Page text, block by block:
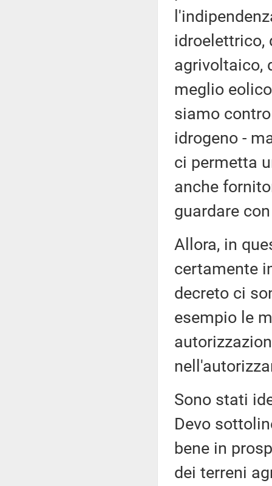
idroelettrico,
agrivoltaico,
meglio
siamo contro
idrogeno -
ci permetta
anche
guardare
Allora, in
certamente
decreto ci
esempio le
Sono stati
Devo
bene in
dei terreni